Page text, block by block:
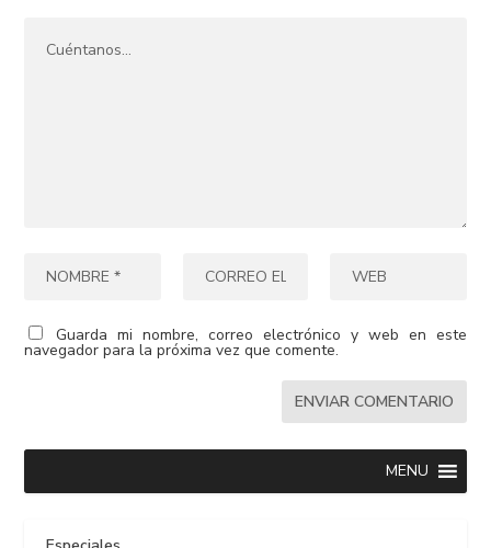
Guarda mi nombre, correo electrónico y web en este
navegador para la próxima vez que comente.
MENU